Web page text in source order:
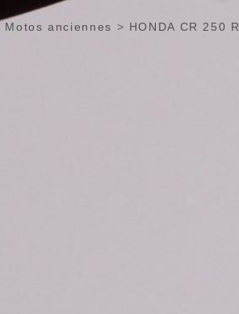
Motos anciennes > HONDA CR 250 R